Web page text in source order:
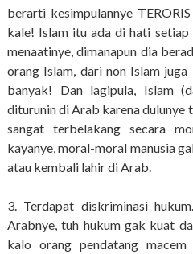
berarti kesimpulannye
kale! Islam itu ada di hati setiap
menaatinye, dimanapun dia
orang Islam, dari non Islam
banyak! Dan lagipula, Islam
diturunin di Arab karena dulunye
sangat terbelakang secara
kayanye, moral-moral manusia
atau kembali lahir di Arab.
3. Terdapat diskriminasi
Arabnye, tuh hukum gak kuat
kalo orang pendatang